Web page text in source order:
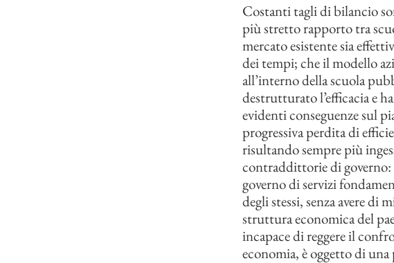
Costanti tagli di bilancio
più stretto rapporto tra
mercato esistente sia
dei tempi; che il modello
all’interno della scuola
destrutturato l’efficacia e
evidenti conseguenze sul
progressiva perdita di
risultando sempre più
contraddittorie di governo:
governo di servizi
degli stessi, senza avere di
struttura economica del
incapace di reggere il
economia, è oggetto di